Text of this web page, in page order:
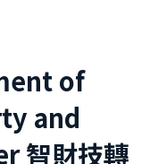
of
and
智財技轉